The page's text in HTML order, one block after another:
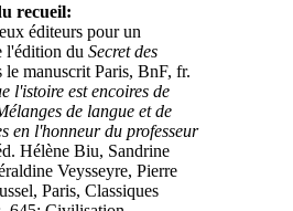
recueil:
éditeurs pour un
l'édition du Secret des
le manuscrit Paris, BnF, fr.
l'istoire est encoires de
de langue et de
en l'honneur du professeur
Hélène Biu, Sandrine
Veysseyre, Pierre
Paris, Classiques